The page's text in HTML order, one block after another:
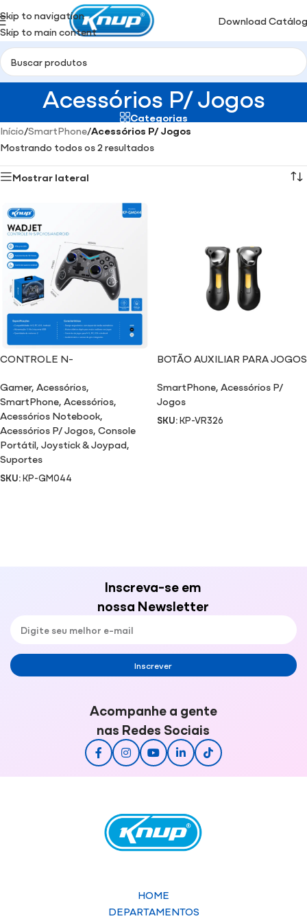
Skip to navigation
Skip to main content
Download
Acessórios P/ Jogos
Categorias
Início/SmartPhone/Acessórios P/ Jogos
Mostrando todos os 2 resultados
Mostrar lateral
CONTROLE N-
Gamer,Acessórios,
SmartPhone,Acessórios,
Acessórios Notebook,
Acessórios P/ Jogos,Console
Portátil,Joystick & Joypad,
Suportes
SKU:KP-GM044
BOTÃO AUXILIAR PARA JOGOS
SmartPhone,Acessórios P/
Jogos
SKU:KP-VR326
Inscreva-se em
nossa Newsletter
Inscrever
Acompanhe a gente
nas Redes Sociais
HOME
DEPARTAMENTOS